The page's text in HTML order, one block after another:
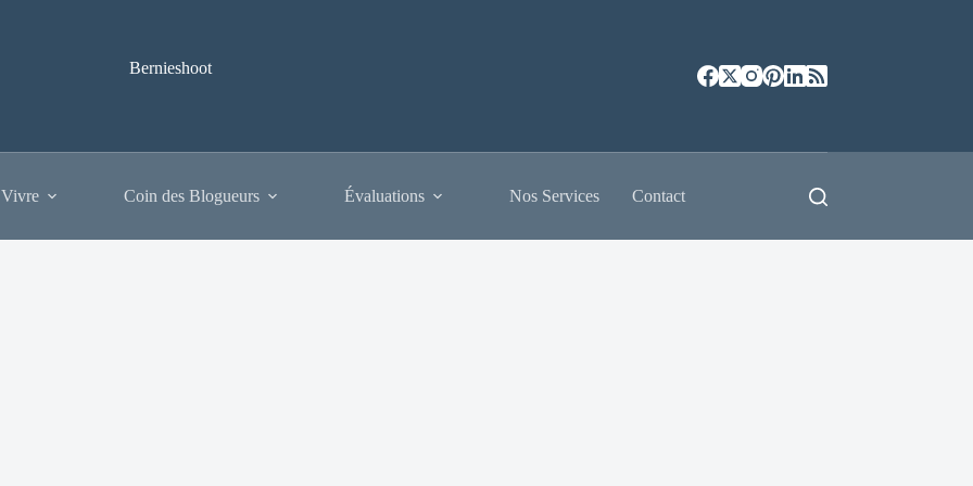
Bernieshoot
Coin des Blogueurs Évaluations Nos Services Contact